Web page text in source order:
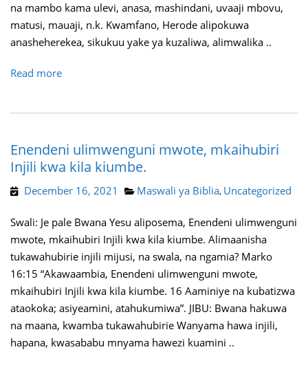
na mambo kama ulevi, anasa, mashindani, uvaaji mbovu,
matusi, mauaji, n.k. Kwamfano, Herode alipokuwa
anasheherekea, sikukuu yake ya kuzaliwa, alimwalika ..
Read more
Enendeni ulimwenguni mwote, mkaihubiri
Injili kwa kila kiumbe.
December 16, 2021 Maswali ya Biblia, Uncategorized
Swali: Je pale Bwana Yesu aliposema, Enendeni ulimwenguni
mwote, mkaihubiri Injili kwa kila kiumbe. Alimaanisha
tukawahubirie injili mijusi, na swala, na ngamia? Marko
16:15 “Akawaambia, Enendeni ulimwenguni mwote,
mkaihubiri Injili kwa kila kiumbe. 16 Aaminiye na kubatizwa
ataokoka; asiyeamini, atahukumiwa”. JIBU: Bwana hakuwa
na maana, kwamba tukawahubirie Wanyama hawa injili,
hapana, kwasababu mnyama hawezi kuamini ..